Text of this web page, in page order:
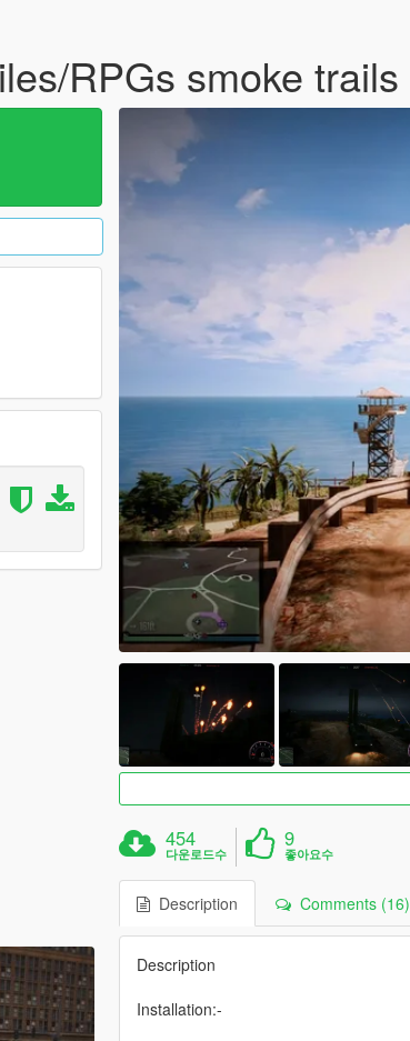
RPGs smoke trails
454
다운로드수
9
좋아요수
Description Comments (16)
Description
Installation:-